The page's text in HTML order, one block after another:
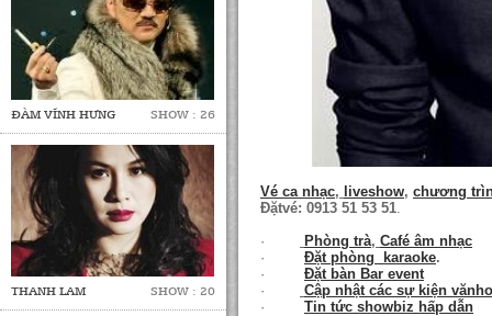
ĐÀM VĨNH HƯNG SHOW : 26
THANH LAM SHOW : 20
Vé ca nhạc, liveshow, chương
Đặtvé: 0913 51 53 51.
·
Phòng trà, Café âm nhạc
· Đặt phòng karaoke.
· Đặt bàn Bar event
·
Cập nhật các sự kiện
· Tin tức showbiz hấp dẫn